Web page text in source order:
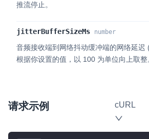
推流停止。
jitterBufferSizeMs number
音频接收端到网络抖动缓冲端的网络延迟
根据你设置的值，以 100 为单位向上取整
请求示例 cURL